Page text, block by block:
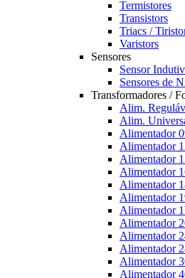
Termistores
Transistors
Triacs /
Varistors
Sensores
Sensor
Sensores de
Transformadores /
Alim.
Alim.
Alimentador
Alimentador
Alimentador
Alimentador
Alimentador
Alimentador
Alimentador
Alimentador
Alimentador
Alimentador
Alimentador
Alimentador